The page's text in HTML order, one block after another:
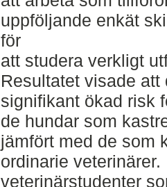
uppföljande enkät
för
att studera verkligt
Resultatet visade
signifikant ökad risk
de hundar som
jämfört med de som
ordinarie
veterinärstudenter